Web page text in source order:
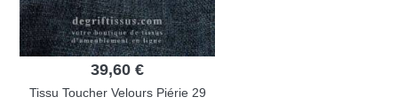
39,60 €
Tissu Toucher Velours Piérie 29